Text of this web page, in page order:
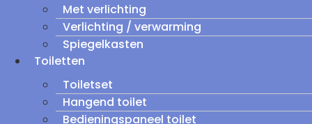
Met verlichting
Verlichting / verwarming
Spiegelkasten
Toiletten
Toiletset
Hangend toilet
Bedieningspaneel toilet